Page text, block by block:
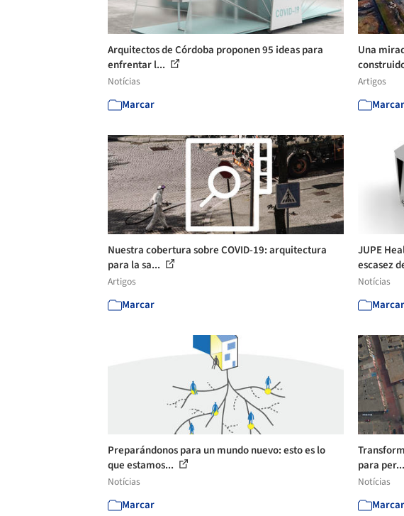
Arquitectos de Córdoba proponen 95 ideas para
enfrentar l...
Notícias
Marcar
Una
Artigos
Marcar
Nuestra cobertura sobre COVID-19: arquitectura
para la sa...
Artigos
Marcar
JUPE
escasez
Notícias
Marcar
Preparándonos para un mundo nuevo: esto es lo
que estamos...
Notícias
Marcar
para per...
Notícias
Marcar